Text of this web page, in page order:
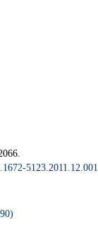
5123.2011.12.001
)